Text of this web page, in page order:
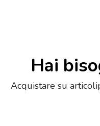
Hai
Acquistare su